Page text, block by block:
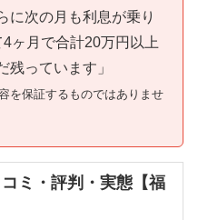
に次の月も利息が乗り
ヶ月で合計20万円以上
残っています」
を保証するものではありませ
ミ・評判・実態【福